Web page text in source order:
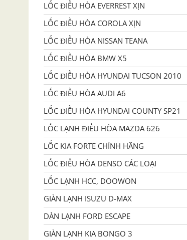
LỐC ĐIỀU HÒA EVERREST XỊN
LỐC ĐIỀU HÒA COROLA XỊN
LỐC ĐIỀU HÒA NISSAN TEANA
LỐC ĐIỀU HÒA BMW X5
LỐC ĐIỀU HÒA HYUNDAI TUCSON 2010
LỐC ĐIỀU HÒA AUDI A6
LỐC ĐIỀU HÒA HYUNDAI COUNTY SP21
LỐC LẠNH ĐIỀU HÒA MAZDA 626
LỐC KIA FORTE CHÍNH HÃNG
LỐC ĐIỀU HÒA DENSO CÁC LOẠI
LỐC LẠNH HCC, DOOWON
GIÀN LẠNH ISUZU D-MAX
DÀN LẠNH FORD ESCAPE
GIÀN LẠNH KIA BONGO 3